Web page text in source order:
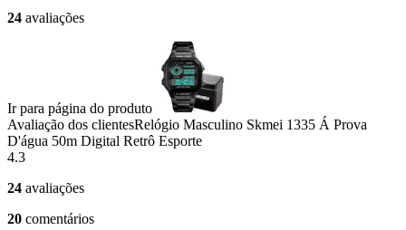
24 avaliações
Ir para página do produto
Avaliação dos clientesRelógio Masculino Skmei 1335 Á Prova
D'água 50m Digital Retrô Esporte
4.3
24 avaliações
20 comentários